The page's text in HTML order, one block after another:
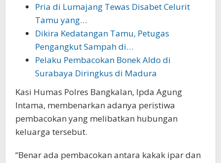
Pria di Lumajang Tewas Disabet Celurit
Tamu yang…
Dikira Kedatangan Tamu, Petugas
Pengangkut Sampah di…
Pelaku Pembacokan Bonek Aldo di
Surabaya Diringkus di Madura
Kasi Humas Polres Bangkalan, Ipda Agung
Intama, membenarkan adanya peristiwa
pembacokan yang melibatkan hubungan
keluarga tersebut.
“Benar ada pembacokan antara kakak ipar dan